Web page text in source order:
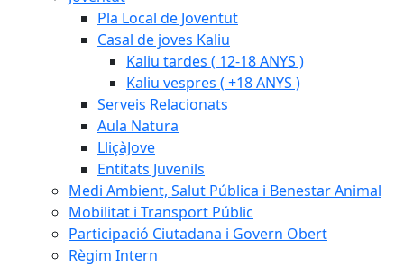
Pla Local de Joventut
Casal de joves Kaliu
Kaliu tardes ( 12-18 ANYS )
Kaliu vespres ( +18 ANYS )
Serveis Relacionats
Aula Natura
LliçàJove
Entitats Juvenils
Medi Ambient, Salut Pública i Benestar Animal
Mobilitat i Transport Públic
Participació Ciutadana i Govern Obert
Règim Intern